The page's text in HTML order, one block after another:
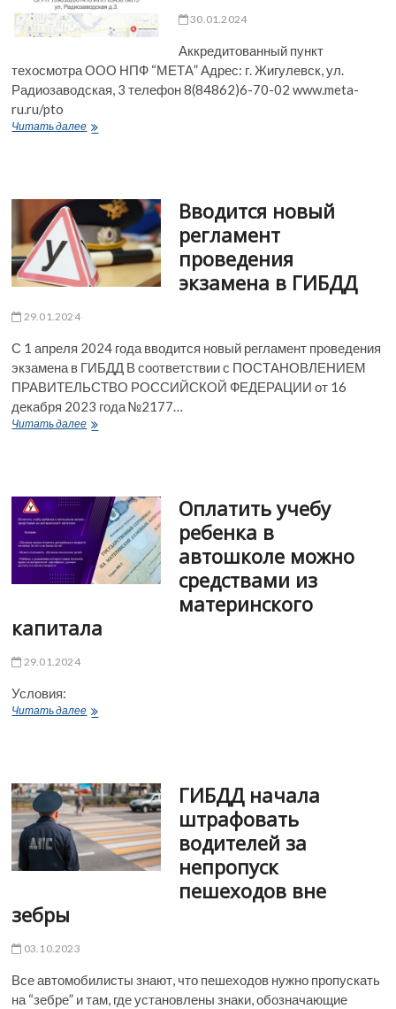
30.01.2024
Аккредитованный пункт
техосмотра ООО НПФ “МЕТА” Адрес: г. Жигулевск, ул.
Радиозаводская, 3 телефон 8(84862)6-70-02 www.meta-
ru.ru/pto
Читать далееОфициальный
Вводится новый
регламент
проведения
экзамена в ГИБДД
29.01.2024
С 1 апреля 2024 года вводится новый регламент проведения
экзамена в ГИБДД В соответствии с ПОСТАНОВЛЕНИЕМ
ПРАВИТЕЛЬСТВО РОССИЙСКОЙ ФЕДЕРАЦИИ от 16
декабря 2023 года №2177…
Читать далееВводится
в
ГИБДД
Оплатить учебу
ребенка в
автошколе можно
средствами из
материнского
капитала
29.01.2024
Условия:
Читать далееОплатить
можно
средствами
из
материнского
капитала
ГИБДД начала
штрафовать
водителей за
непропуск
пешеходов вне
зебры
03.10.2023
Все автомобилисты знают, что пешеходов нужно пропускать
на “зебре” и там, где установлены знаки, обозначающие